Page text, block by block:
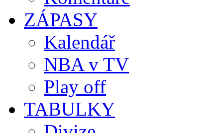
ZÁPASY
Kalendář
NBA v TV
Play off
TABULKY